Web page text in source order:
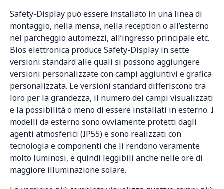
Safety-Display può essere installato in una linea di
montaggio, nella mensa, nella reception o all’esterno
nel parcheggio automezzi, all’ingresso principale etc.
Bios elettronica produce Safety-Display in sette
versioni standard alle quali si possono aggiungere
versioni personalizzate con campi aggiuntivi e grafica
personalizzata. Le versioni standard differiscono tra
loro per la grandezza, il numero dei campi visualizzati
e la possibilità o meno di essere installati in esterno. I
modelli da esterno sono ovviamente protetti dagli
agenti atmosferici (IP55) e sono realizzati con
tecnologia e componenti che li rendono veramente
molto luminosi, e quindi leggibili anche nelle ore di
maggiore illuminazione solare.